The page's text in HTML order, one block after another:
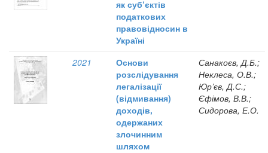
як суб‘єктів
податкових
правовідносин в
Україні
2021
Основи
розслідування
легалізації
(відмивання)
доходів,
одержаних
злочинним
шляхом
Санакоєв, Д.Б.;
Неклеса, О.В.;
Юр’єв, Д.С.;
Єфімов, В.В.;
Сидорова, Е.О.